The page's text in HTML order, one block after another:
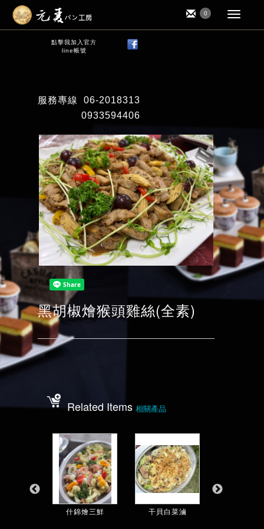
0
點擊我加入官方
line帳號
服務專線
06-2018313
0933594406
黑胡椒燴猴頭雞絲(全素)
Related Items 相關產品
什錦燴三鮮 干貝白菜滷